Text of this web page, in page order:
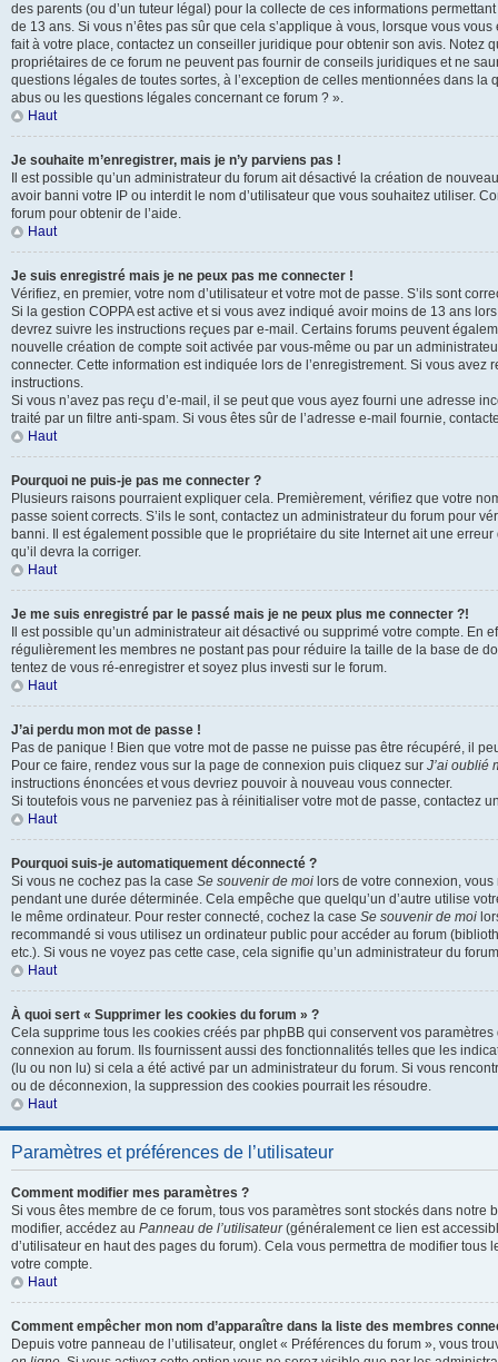
des parents (ou d’un tuteur légal) pour la collecte de ces informations
de 13 ans. Si vous n’êtes pas sûr que cela s’applique à vous, lorsque vous
fait à votre place, contactez un conseiller juridique pour obtenir son avis. Notez
propriétaires de ce forum ne peuvent pas fournir de conseils juridiques et ne
questions légales de toutes sortes, à l’exception de celles mentionnées dans la
abus ou les questions légales concernant ce forum ? ».
Haut
Je souhaite m’enregistrer, mais je n’y parviens pas !
Il est possible qu’un administrateur du forum ait désactivé la création de
avoir banni votre IP ou interdit le nom d’utilisateur que vous souhaitez utiliser.
forum pour obtenir de l’aide.
Haut
Je suis enregistré mais je ne peux pas me connecter !
Vérifiez, en premier, votre nom d’utilisateur et votre mot de passe. S’ils sont
Si la gestion COPPA est active et si vous avez indiqué avoir moins de 13 ans
devrez suivre les instructions reçues par e-mail. Certains forums peuvent
nouvelle création de compte soit activée par vous-même ou par un
connecter. Cette information est indiquée lors de l’enregistrement. Si vous avez
instructions.
Si vous n’avez pas reçu d’e-mail, il se peut que vous ayez fourni une adresse
traité par un filtre anti-spam. Si vous êtes sûr de l’adresse e-mail fournie,
Haut
Pourquoi ne puis-je pas me connecter ?
Plusieurs raisons pourraient expliquer cela. Premièrement, vérifiez que votre
passe soient corrects. S’ils le sont, contactez un administrateur du forum pour
banni. Il est également possible que le propriétaire du site Internet ait une
qu’il devra la corriger.
Haut
Je me suis enregistré par le passé mais je ne peux plus me connecter ?!
Il est possible qu’un administrateur ait désactivé ou supprimé votre compte. En
régulièrement les membres ne postant pas pour réduire la taille de la base de
tentez de vous ré-enregistrer et soyez plus investi sur le forum.
Haut
J’ai perdu mon mot de passe !
Pas de panique ! Bien que votre mot de passe ne puisse pas être récupéré, il
Pour ce faire, rendez vous sur la page de connexion puis cliquez sur J’ai oublié
instructions énoncées et vous devriez pouvoir à nouveau vous connecter.
Si toutefois vous ne parveniez pas à réinitialiser votre mot de passe, contactez
Haut
Pourquoi suis-je automatiquement déconnecté ?
Si vous ne cochez pas la case Se souvenir de moi lors de votre connexion,
pendant une durée déterminée. Cela empêche que quelqu’un d’autre utilise
le même ordinateur. Pour rester connecté, cochez la case Se souvenir de moi
recommandé si vous utilisez un ordinateur public pour accéder au forum
etc.). Si vous ne voyez pas cette case, cela signifie qu’un administrateur du
Haut
À quoi sert « Supprimer les cookies du forum » ?
Cela supprime tous les cookies créés par phpBB qui conservent vos paramètres
connexion au forum. Ils fournissent aussi des fonctionnalités telles que les
(lu ou non lu) si cela a été activé par un administrateur du forum. Si vous
ou de déconnexion, la suppression des cookies pourrait les résoudre.
Haut
Paramètres et préférences de l’utilisateur
Comment modifier mes paramètres ?
Si vous êtes membre de ce forum, tous vos paramètres sont stockés dans notre
modifier, accédez au Panneau de l’utilisateur(généralement ce lien est
d’utilisateur en haut des pages du forum). Cela vous permettra de modifier tous
votre compte.
Haut
Comment empêcher mon nom d’apparaître dans la liste des membres
Depuis votre panneau de l’utilisateur, onglet « Préférences du forum », vous